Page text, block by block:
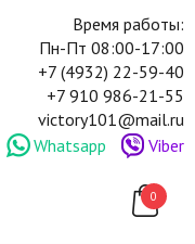
Время работы:
Пн-Пт 08:00-17:00
+7 (4932) 22-59-40
+7 910 986-21-55
victory101@mail.ru
Whatsapp
Viber
0